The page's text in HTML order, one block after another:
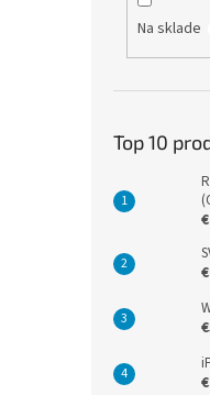
Na sklade
Top 10